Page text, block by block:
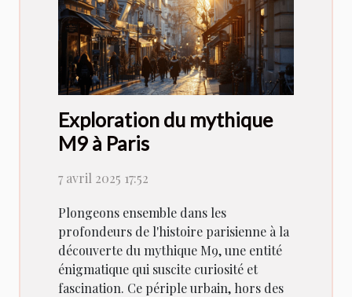
Exploration du mythique
M9 à Paris
7 avril 2025 17:52
Plongeons ensemble dans les
profondeurs de l'histoire parisienne à la
découverte du mythique M9, une entité
énigmatique qui suscite curiosité et
fascination. Ce périple urbain, hors des